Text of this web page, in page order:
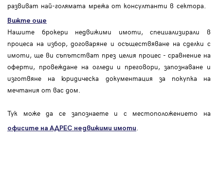
развиват най-голямата мрежа от консултанти в сектора.
Вижте още
Нашите брокери недвижими имоти, специализирали в
процеса на избор, договаряне и осъществяване на сделки с
имоти, ще ви съпътстват през целия процес - сравнение на
оферти, провеждане на огледи и преговори, запознаване и
изготвяне на юридическа документация за покупка на
мечтания от вас дом.
Тук може да се запознаете и с местоположението на
офисите на АДРЕС недвижими имоти.